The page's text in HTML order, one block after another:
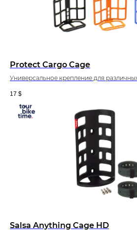
Protect Cargo Cage
Универсальное крепление для
17 $
Salsa Anything Cage HD